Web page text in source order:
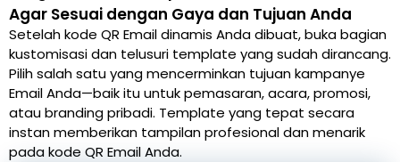
Agar Sesuai dengan Gaya dan Tujuan Anda
Setelah kode QR Email dinamis Anda dibuat, buka bagian
kustomisasi dan telusuri template yang sudah dirancang.
Pilih salah satu yang mencerminkan tujuan kampanye
Email Anda—baik itu untuk pemasaran, acara, promosi,
atau branding pribadi. Template yang tepat secara
instan memberikan tampilan profesional dan menarik
pada kode QR Email Anda.